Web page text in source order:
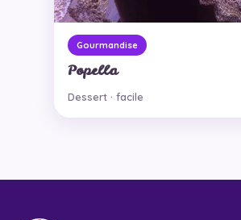
Gourmandise
Popella
Dessert · facile